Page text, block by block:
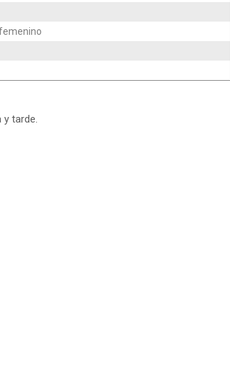
tarde.